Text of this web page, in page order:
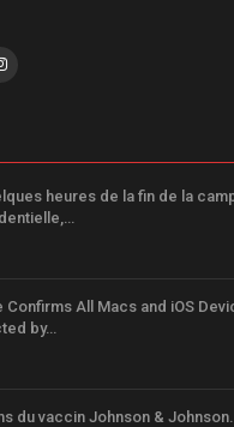
heures de la fin de la
Confirms All Macs and iOS
by…
du vaccin Johnson & Johnson.